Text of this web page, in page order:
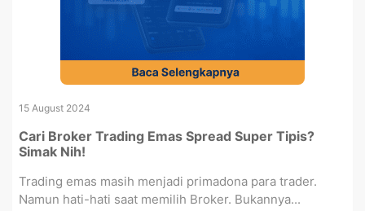
15 August 2024
Cari Broker Trading Emas Spread Super Tipis?
Simak Nih!
Trading emas masih menjadi primadona para trader.
Namun hati-hati saat memilih Broker. Bukannya...